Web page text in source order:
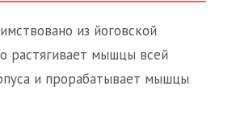
из йоговской
растягивает мышцы всей
и прорабатывает мышцы